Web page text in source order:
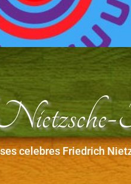
celebres Friedrich